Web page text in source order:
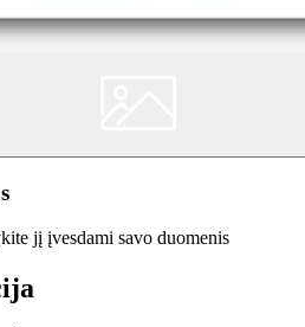
jį įvesdami savo duomenis